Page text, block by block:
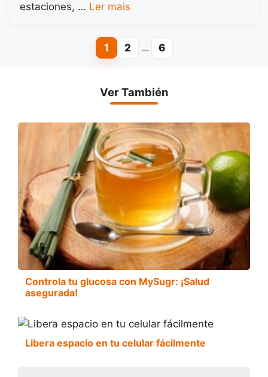
estaciones, … Ler mais
Page
1 Page
2 … Page
6
Ver También
Controla tu glucosa con MySugr: ¡Salud
asegurada!
Libera espacio en tu celular fácilmente